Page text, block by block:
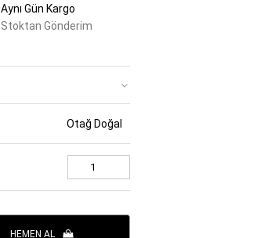
Aynı Gün Kargo
Stoktan Gönderim
Otağ Doğal
HEMEN AL